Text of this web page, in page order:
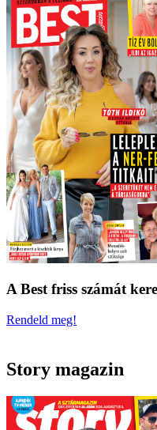
A Best friss számát
Rendeld meg!
Story magazin